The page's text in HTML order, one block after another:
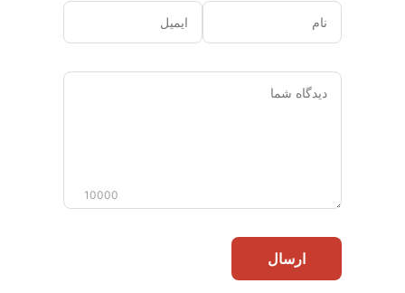
نام ایمیل
دیدگاه
10000
ارسال